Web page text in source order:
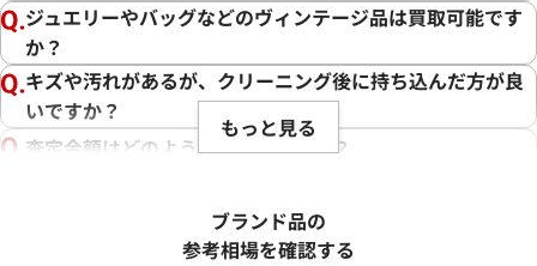
ジュエリーやバッグなどのヴィンテージ品は買取可能です
か？
キズや汚れがあるが、クリーニング後に持ち込んだ方が良
いですか？
査定金額はどのように決まりますか？
売却するか悩んでいるのですが、査定だけお願いできます
もっと見る
ブランド品の
参考相場を確認する